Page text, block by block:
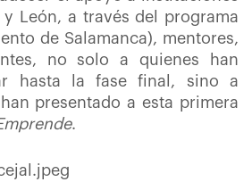
León, a través del programa
de Salamanca), mentores,
no solo a quienes han
hasta la fase final, sino a
presentado a esta primera
.